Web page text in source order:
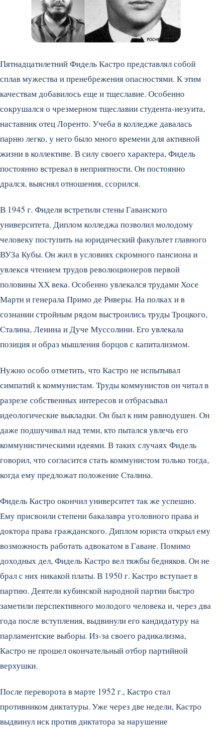
Пятнадцатилетний Фидель Кастро представлял собой
сплав мужества и пренебрежения опасностями. К этим
качествам добавилось еще и тщеславие. Особенно
сокрушался о чрезмерном тщеславии студента-иезуита,
наставник отец Лоренто. Учеба в колледже давалась
парню легко, у него было много времени для активной
жизни в коллективе. В силу своего характера, Фидель
постоянно встревал в неприятности. Он постоянно
дрался, выяснял отношения, ссорился.
В 1945 г. Фиделя встретили стены Гаванского
университета. Диплом колледжа позволил молодому
человеку поступить на юридический факультет главного
ВУЗа Кубы. Он жил в условиях скромного пансиона и
увлекся чтением трудов революционеров первой
половины ХХ века. Особенно увлекался трудами Хосе
Марти и генерала Примо де Риверы. На полках и в
сознании стройным рядом выстроились труды Троцкого,
Сталина, Ленина и Дуче Муссолини. Его увлекала
позиция и образ мышления борцов с капитализмом.
Нужно особо отметить, что Кастро не испытывал
симпатий к коммунистам. Труды коммунистов он читал в
разрезе собственных интересов и отбрасывал
идеологические выкладки. Он был к ним равнодушен. Он
даже подшучивал над теми, кто пытался увлечь его
коммунистическими идеями. В таких случаях Фидель
говорил, что согласится стать коммунистом только тогда,
когда ему предложат положение Сталина.
Фидель Кастро окончил университет так же успешно.
Ему присвоили степени бакалавра уголовного права и
доктора права гражданского. Диплом юриста открыл ему
возможность работать адвокатом в Гаване. Помимо
доходных дел, Фидель Кастро вел тяжбы бедняков. Он не
брал с них никакой платы. В 1950 г. Кастро вступает в
партию. Деятели кубинской народной партии быстро
заметили перспективного молодого человека и, через два
года после вступления, выдвинули его кандидатуру на
парламентские выборы. Из-за своего радикализма,
Кастро не прошел окончательный отбор партийной
верхушки.
После переворота в марте 1952 г., Кастро стал
противником диктатуры. Уже через две недели, Кастро
выдвинул иск против диктатора за нарушение